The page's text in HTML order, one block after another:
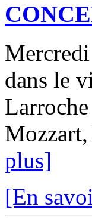
dans le
plus]
[En